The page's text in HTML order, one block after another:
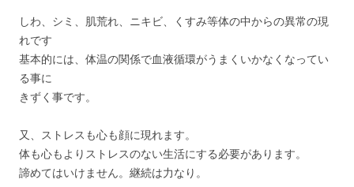
しわ、シミ、肌荒れ、ニキビ、くすみ等体の中からの異常の現
れです
基本的には、体温の関係で血液循環がうまくいかなくなってい
る事に
きずく事です。
又、ストレスも心も顔に現れます。
体も心もよりストレスのない生活にする必要があります。
諦めてはいけません。継続は力なり。